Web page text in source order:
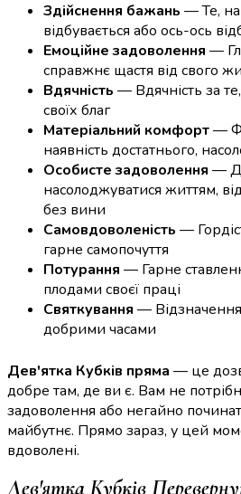
Здійснення бажань — Те, на
відбувається або ось-ось
Емоційне задоволення —
справжнє щастя від свого
Вдячність — Вдячність за
своїх благ
Матеріальний комфорт—
наявність достатнього,
Особисте задоволення —
насолоджуватися життям,
без вини
Самовдоволеність —
гарне самопочуття
Потурання — Гарне
плодами своєї праці
Святкування —
добрими часами
Дев'ятка Кубків пряма — це
добре там, де ви є. Вам не
задоволення або негайно
майбутнє. Прямо зараз, у цей
вдоволені.
Дев'ятка Кубків